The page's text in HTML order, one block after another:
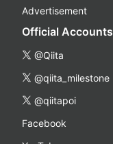
Advertisement
Official Accounts
@Qiita
@qiita_milestone
@qiitapoi
Facebook